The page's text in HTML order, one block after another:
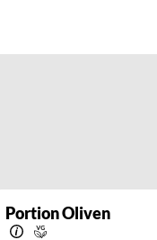
Portion Oliven